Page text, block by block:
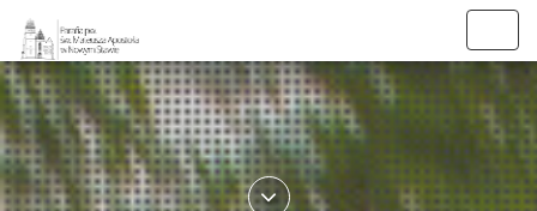
×
Strona
główna